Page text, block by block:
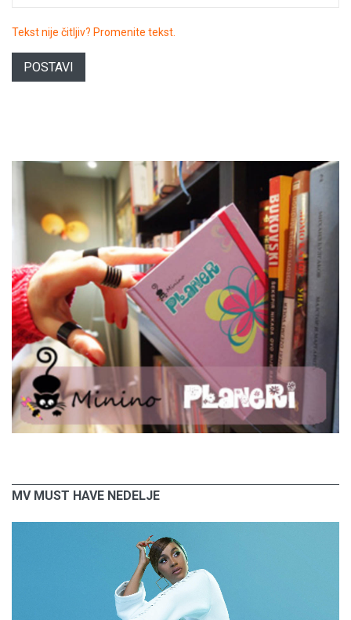
Tekst nije čitljiv? Promenite tekst.
POSTAVI
MV MUST HAVE NEDELJE